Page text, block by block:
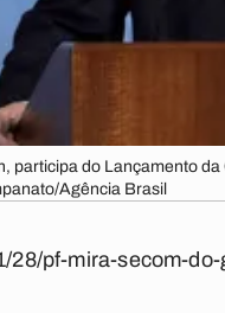
participa do Lançamento
Agência Brasil
pf-mira-secom-